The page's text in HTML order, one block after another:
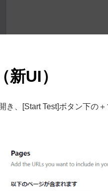
UI）
き、[Start Test]ボタン下の＋